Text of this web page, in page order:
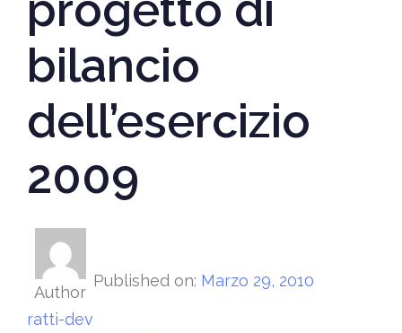
bilancio
dell’esercizio
2009
Author
ratti-dev
Published on: Marzo 29, 2010